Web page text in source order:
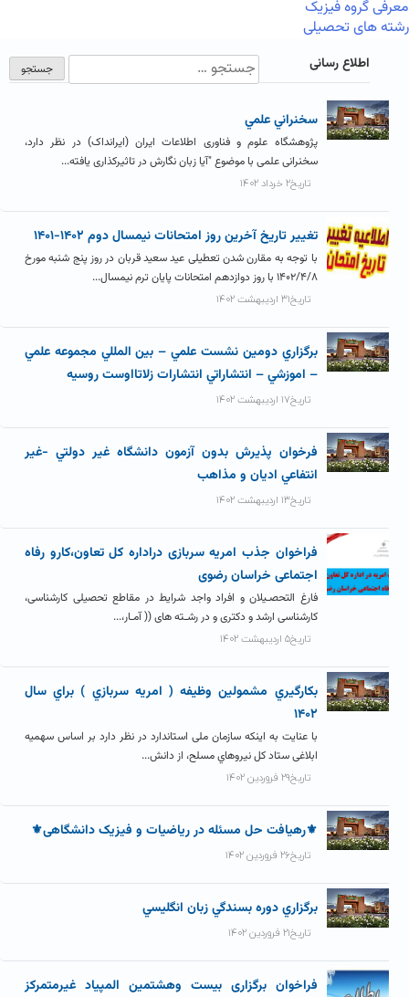
معرفی گروه فیزیک
رشته های تحصیلی
اطلاع رسانی
سخنراني علمي
پژوهشگاه علوم و فناوری اطلاعات ایران (ایرانداک) در نظر دارد،
سخنرانی علمی با موضوع "آیا زبان نگارش در تاثیرکذاری یافته...
تاریخ۲ خرداد ۱۴۰۲
تغيير تاريخ آخرين روز امتحانات نيمسال دوم ۱۴۰۲-۱۴۰۱
با توجه به مقارن شدن تعطیلی عید سعید قربان در روز پنج شنبه مورخ
۱۴۰۲/۴/۸ با روز دوازدهم امتحانات پایان ترم نیمسال...
تاریخ۳۱ اردیبهشت ۱۴۰۲
برگزاري دومين نشست علمي – بين المللي مجموعه علمي
– اموزشي – انتشاراتي انتشارات زلاتااوست روسيه
تاریخ۱۷ اردیبهشت ۱۴۰۲
فرخوان پذيرش بدون آزمون دانشگاه غير دولتي -غير
انتفاعي اديان و مذاهب
تاریخ۱۳ اردیبهشت ۱۴۰۲
فراخوان جذب امریه سربازی دراداره کل تعاون،کارو رفاه
اجتماعی خراسان رضوی
فارغ التحصـیلان و افراد واجد شرایط در مقاطع تحصیلی کارشناسی،
کارشناسی ارشد و دکتری و در رشـته های (( آمـار،...
تاریخ۵ اردیبهشت ۱۴۰۲
بکارگيري مشمولين وظيفه ( امريه سربازي ) براي سال
۱۴۰۲
با عنایت به اینکه سازمان ملی استاندارد در نظر دارد بر اساس سهمیه
ابلاغی ستاد کل نیروهاي مسلح، از دانش...
تاریخ۲۹ فروردین ۱۴۰۲
⚜رهیافت حل مسئله در ریاضیات و فیزیک دانشگاهی⚜
تاریخ۲۶ فروردین ۱۴۰۲
برگزاري دوره بسندگي زبان انگليسي
تاریخ۲۱ فروردین ۱۴۰۲
فراخوان برگزاری بيست وهشتمين المپياد غيرمتمركز